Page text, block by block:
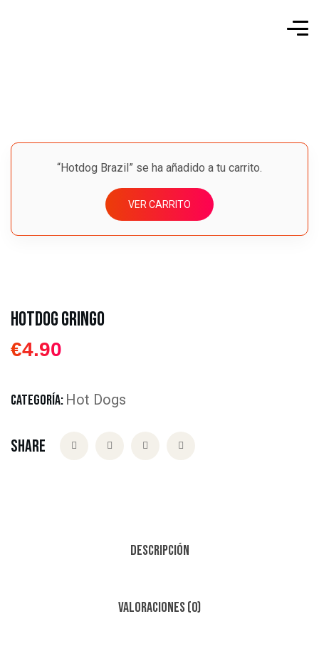
“Hotdog Brazil” se ha añadido a tu carrito.
VER CARRITO
Hotdog Gringo
€4.90
CATEGORÍA: Hot Dogs
Share
Descripción
Valoraciones (0)